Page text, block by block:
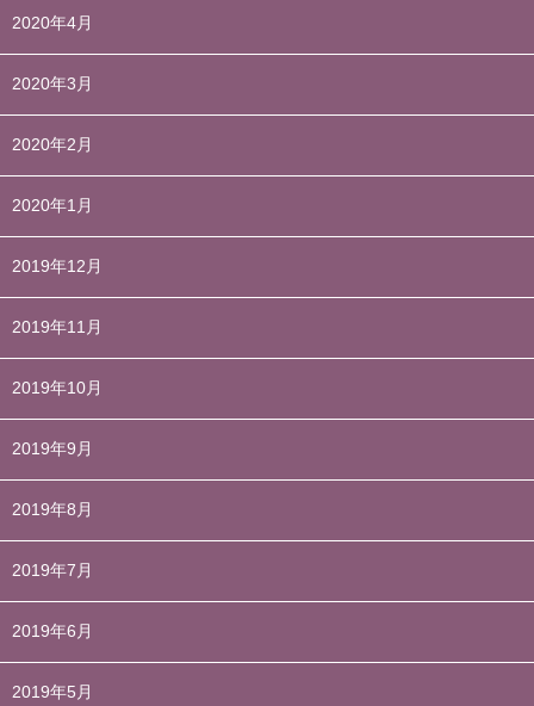
2020年4月
2020年3月
2020年2月
2020年1月
2019年12月
2019年11月
2019年10月
2019年9月
2019年8月
2019年7月
2019年6月
2019年5月